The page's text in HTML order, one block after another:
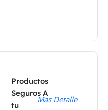
Productos
Seguros A
tu
Mas Detalle